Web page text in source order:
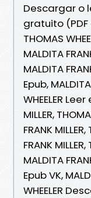
Descargar o
gratuito (PDF
THOMAS
MALDITA
MALDITA
Epub,
WHEELER
MILLER,
FRANK
FRANK
MALDITA
Epub VK,
WHEELER